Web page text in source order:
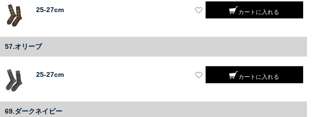
25-27cm カートに入れる
57.オリーブ
25-27cm カートに入れる
69.ダークネイビー